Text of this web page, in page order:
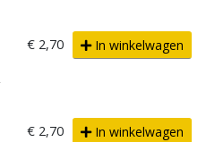
€ 2,70
In winkelwagen
€ 2,70 In winkelwagen